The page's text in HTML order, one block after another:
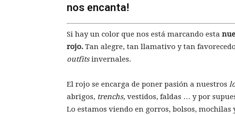
nos encanta!
Si hay un color que nos está marcando esta
rojo. Tan alegre, tan llamativo y tan
outfitsinvernales.
El rojo se encarga de poner pasión a nuestros
abrigos, trenchs, vestidos, faldas … y por
Lo estamos viendo en gorros, bolsos,